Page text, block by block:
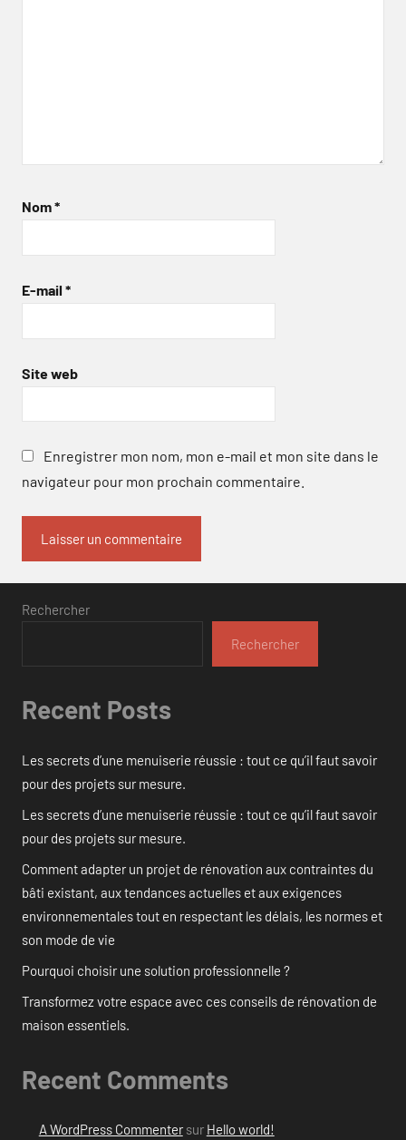
Nom*
E-mail *
Site web
Enregistrer mon nom, mon e-mail et mon site dans le
navigateur pour mon prochain commentaire.
Rechercher
Rechercher
Recent Posts
Les secrets d’une menuiserie réussie : tout ce qu’il faut savoir
pour des projets sur mesure.
Les secrets d’une menuiserie réussie : tout ce qu’il faut savoir
pour des projets sur mesure.
Comment adapter un projet de rénovation aux contraintes du
bâti existant, aux tendances actuelles et aux exigences
environnementales tout en respectant les délais, les normes et
son mode de vie
Pourquoi choisir une solution professionnelle ?
Transformez votre espace avec ces conseils de rénovation de
maison essentiels.
Recent Comments
A WordPress Commentersur Hello world!